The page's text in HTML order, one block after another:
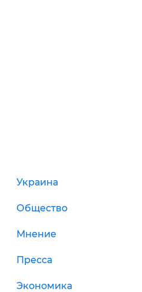
Украина
Общество
Мнение
Пресса
Экономика